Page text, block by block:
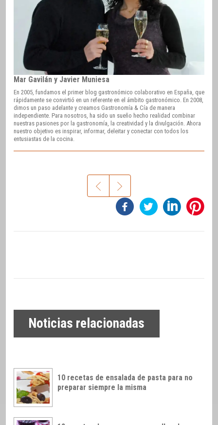
Mar Gavilán y Javier Muniesa
En 2005, fundamos el primer blog gastronómico colaborativo en España, que
rápidamente se convirtió en un referente en el ámbito gastronómico. En 2008,
dimos un paso adelante y creamos Gastronomía & Cía de manera
independiente. Para nosotros, ha sido un sueño hecho realidad combinar
nuestras pasiones por la gastronomía, la creatividad y la divulgación. Ahora
nuestro objetivo es inspirar, informar, deleitar y conectar con todos los
entusiastas de la cocina.
Noticias relacionadas
10 recetas de ensalada de pasta para no
preparar siempre la misma